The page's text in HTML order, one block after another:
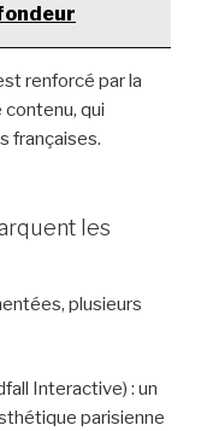
renforcé par la
qui
françaises.
les
plusieurs
Interactive) : un
parisienne